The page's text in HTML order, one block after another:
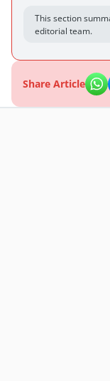
This section
editorial team.
Share Article